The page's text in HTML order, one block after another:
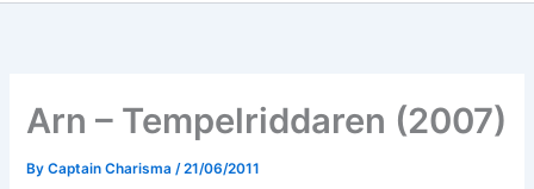
Arn – Tempelriddaren (2007)
ByCaptain Charisma /21/06/2011